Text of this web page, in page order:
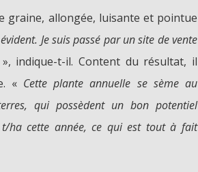
graine, allongée, luisante et pointue
Je suis passé par un site de vente
», indique-t-il. Content du résultat, il
« Cette plante annuelle se sème au
qui possèdent un bon potentiel
ha cette année, ce qui est tout à fait